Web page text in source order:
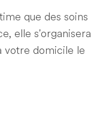
que des soins
elle s'organisera
votre domicile le